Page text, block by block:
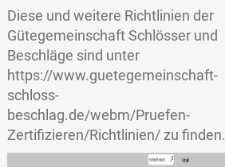
Diese und weitere Richtlinien der
Gütegemeinschaft Schlösser und
Beschläge sind unter
https://www.guetegemeinschaft-
schloss-
beschlag.de/webm/Pruefen-
Zertifizieren/Richtlinien/zu finden.